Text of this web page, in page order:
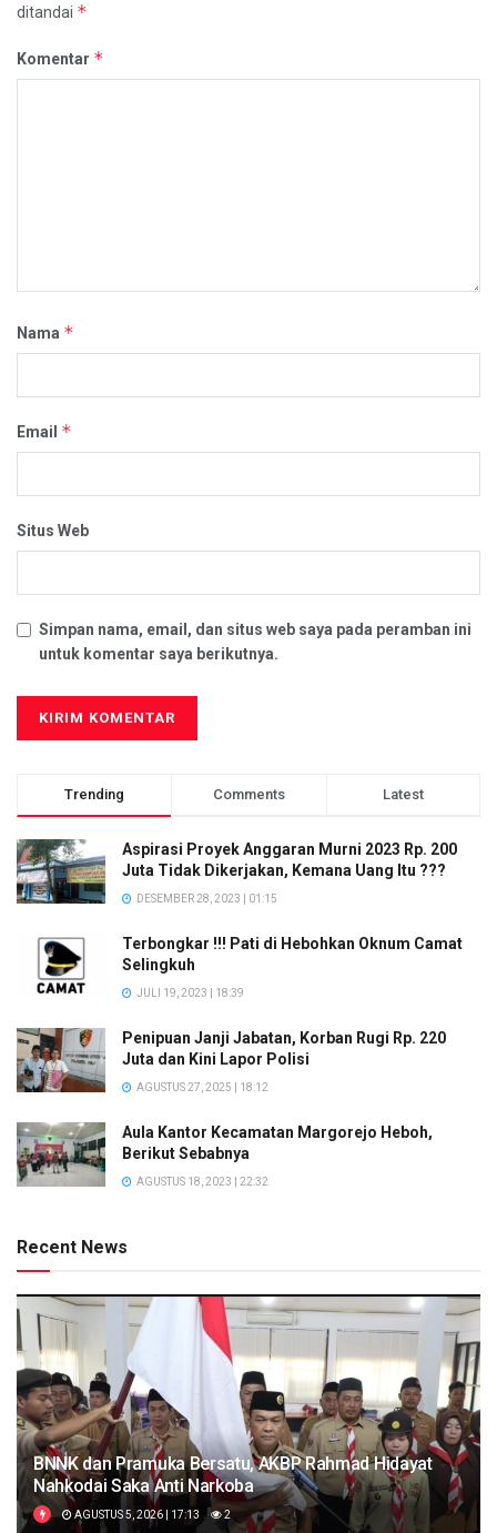
ditandai *
Komentar *
Nama *
Email *
Situs Web
Simpan nama, email, dan situs web saya pada peramban ini
untuk komentar saya berikutnya.
Trending Comments Latest
Aspirasi Proyek Anggaran Murni 2023 Rp. 200
Juta Tidak Dikerjakan, Kemana Uang Itu ???
DESEMBER 28, 2023 | 01:15
Terbongkar !!! Pati di Hebohkan Oknum Camat
Selingkuh
JULI 19, 2023 | 18:39
Penipuan Janji Jabatan, Korban Rugi Rp. 220
Juta dan Kini Lapor Polisi
AGUSTUS 27, 2025 | 18:12
Aula Kantor Kecamatan Margorejo Heboh,
Berikut Sebabnya
AGUSTUS 18, 2023 | 22:32
Recent News
BNNK dan Pramuka Bersatu, AKBP Rahmad Hidayat
Nahkodai Saka Anti Narkoba
AGUSTUS 5, 2026 | 17:13 2